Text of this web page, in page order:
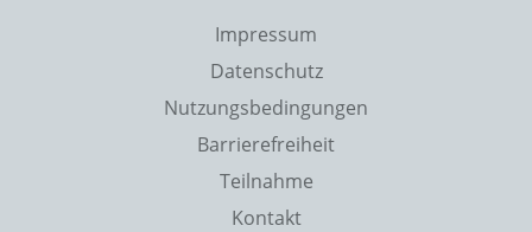
Impressum
Datenschutz
Nutzungsbedingungen
Barrierefreiheit
Teilnahme
Kontakt